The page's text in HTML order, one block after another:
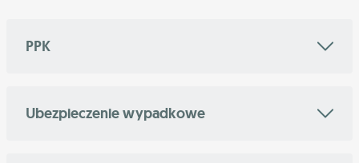
PPK
Ubezpieczenie wypadkowe